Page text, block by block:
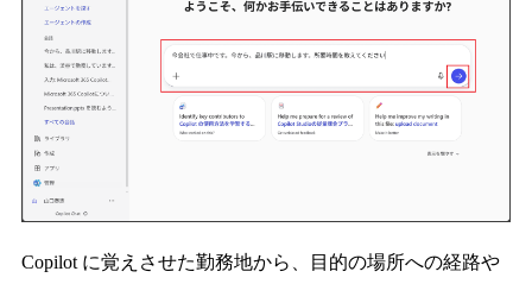
Copilot に覚えさせた勤務地から、目的の場所への経路や